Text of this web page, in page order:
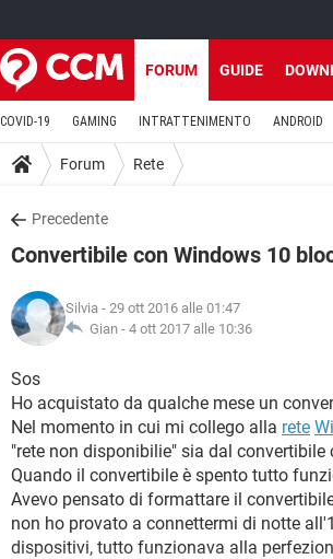
FORUM GUIDE
COVID-19 GAMING INTRATTENIMENTO ANDROID
Forum Rete
Precedente
Convertibile con Windows 10
Silvia - 29 ott 2016 alle 01:47
Gian - 4 ott 2017 alle 10:36
Sos
Ho acquistato da qualche mese un
Nel momento in cui mi collego alla rete
"rete non disponibilie" sia dal
Quando il convertibile è spento tutto
Avevo pensato di formattare il
non ho provato a connettermi di notte
dispositivi, tutto funzionava alla